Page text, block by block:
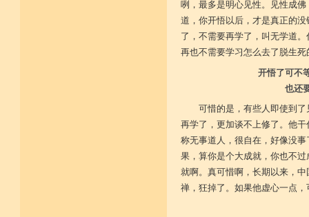
咧，最多是明心见性。见性成
道，你开悟以后，才是真正的
了，不需要再学了，叫无学道
再也不需要学习怎么去了脱生死
开悟了可不
也还
可惜的是，有些人即使到
再学了，更加谈不上修了。他
称无事道人，很自在，好像没
果，算你是个大成就，你也不
就啊。真可惜啊，长期以来，
禅，狂掉了。如果他虚心一点